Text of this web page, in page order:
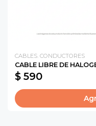
CABLES. CONDUCTORES
CABLE LIBRE DE
$ 590